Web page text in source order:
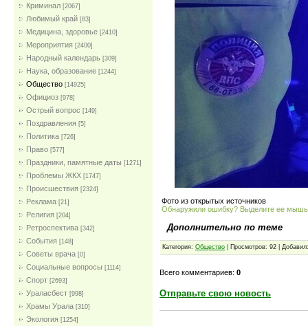
Криминал [2067]
Любимый край [83]
Медицина, здоровье [2410]
Мероприятия [2400]
Народный календарь [309]
Наука, образование [1244]
Общество [14925]
Официоз [978]
Острый вопрос [149]
Поздравления [5]
Политика [726]
Право [577]
Праздники, памятные даты [1271]
Проблемы ЖКХ [1747]
Проиcшествия [2324]
Реклама [21]
Религия [204]
Ретроспектива [342]
События [148]
Советы врача [0]
Социальные вопросы [1114]
Спорт [2693]
Ураласбест [998]
Храмы Урала [310]
Экология [1254]
Фото из открытых источников
Обнаружили ошибку? Выделите ее
Дополнительно по теме
Категория: Общество | Просмотров: 92 |
Всего комментариев: 0
Отправьте свою новость